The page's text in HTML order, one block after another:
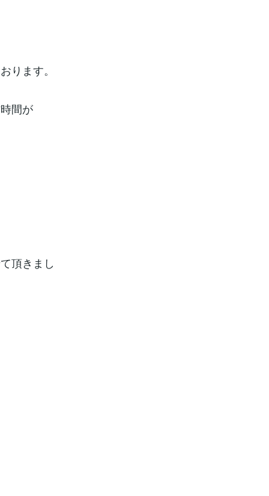
ります。
間が
頂きまし